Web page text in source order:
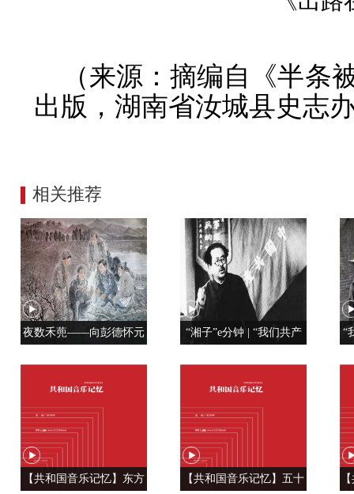
（来源：摘编自《半条
出版，湖南省汝城县史志
相关推荐
夜数禾蔸——向彭德怀元
“湘子”e分钟 | “我们共产
“
【共和国音乐记忆】东方
【共和国音乐记忆】五十